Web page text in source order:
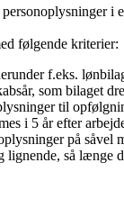
i
følgende kriterier:
f.eks.
som bilaget
til
i 5 år efter
på såvel
lignende, så længe